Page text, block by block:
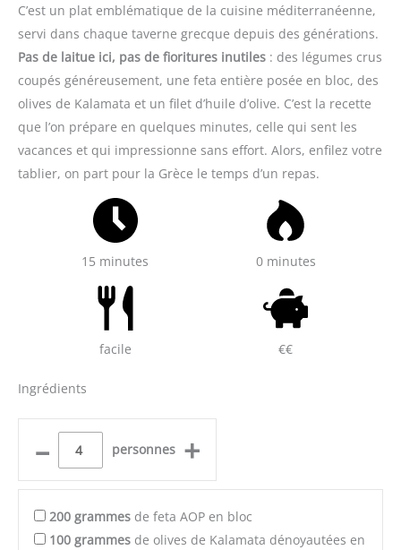
C’est un plat emblématique de la cuisine méditerranéenne,
servi dans chaque taverne grecque depuis des générations.
Pas de laitue ici, pas de fioritures inutiles : des légumes crus
coupés généreusement, une feta entière posée en bloc, des
olives de Kalamata et un filet d’huile d’olive. C’est la recette
que l’on prépare en quelques minutes, celle qui sent les
vacances et qui impressionne sans effort. Alors, enfilez votre
tablier, on part pour la Grèce le temps d’un repas.
15 minutes 0 minutes
facile €€
Ingrédients
– personnes +
200 grammes de feta AOP en bloc
100 grammes de olives de Kalamata dénoyautées en